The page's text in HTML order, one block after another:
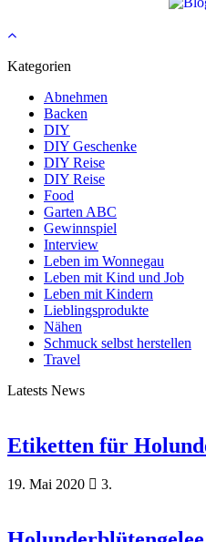
Kategorien
Abnehmen
Backen
DIY
DIY Geschenke
DIY Reise
DIY Reise
Food
Garten ABC
Gewinnspiel
Interview
Leben im Wonnegau
Leben mit Kind und Job
Leben mit Kindern
Lieblingsprodukte
Nähen
Schmuck selbst herstellen
Travel
Latests News
Etiketten für
19. Mai 2020 3.